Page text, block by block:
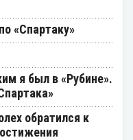
«Спартаку»
я был в «Рубине».
обратился к